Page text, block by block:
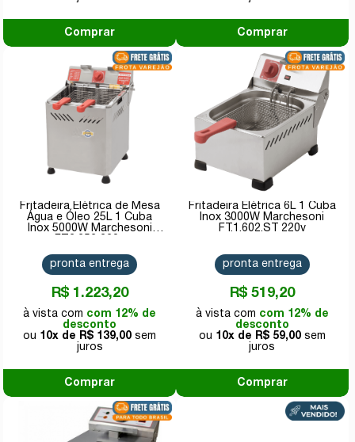
Comprar Comprar
Fritadeira Elétrica de Mesa
Água e Óleo 25L 1 Cuba
Inox 5000W Marchesoni
R$ 1.223,20
com 12% de
desconto
10x de
R$ 139,00
pronta entrega
Comprar
Fritadeira Elétrica 6L 1 Cuba
Inox 3000W Marchesoni
FT.1.602.ST 220v
R$ 519,20
com 12% de
desconto
10x de
R$ 59,00
pronta entrega
Comprar